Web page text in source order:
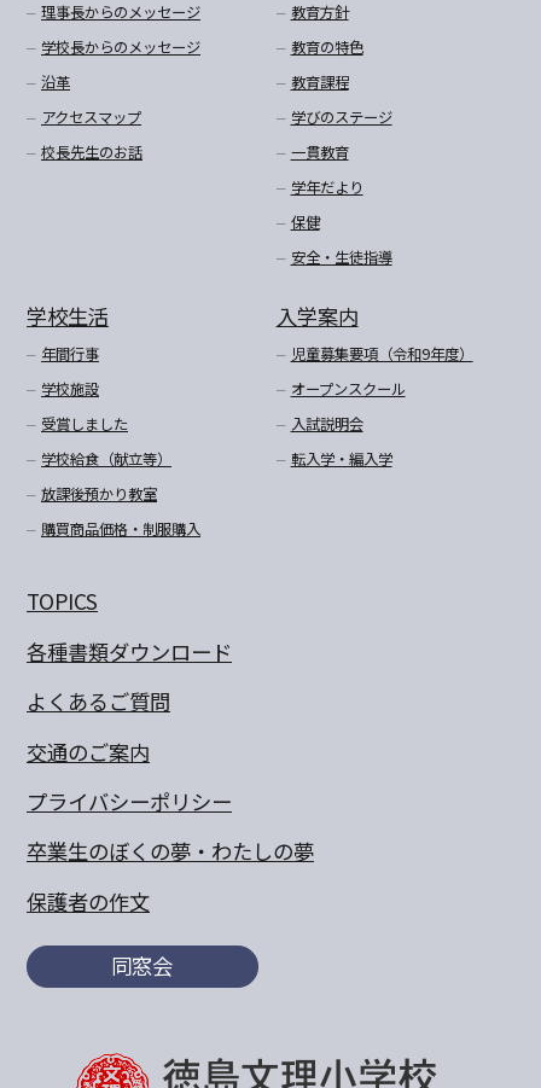
理事長からのメッセージ
学校長からのメッセージ
沿革
アクセスマップ
校長先生のお話
教育方針
教育の特色
教育課程
学びのステージ
一貫教育
学年だより
保健
安全・生徒指導
学校生活
年間行事
学校施設
受賞しました
学校給食（献立等）
放課後預かり教室
購買商品価格・制服購入
入学案内
児童募集要項（令和9年度）
オープンスクール
入試説明会
転入学・編入学
TOPICS
各種書類ダウンロード
よくあるご質問
交通のご案内
プライバシーポリシー
卒業生のぼくの夢・わたしの夢
保護者の作文
同窓会